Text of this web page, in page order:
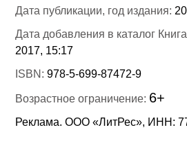
Дата публикации, год издания:
Дата добавления в каталог
2017, 15:17
ISBN:978-5-699-87472-9
Возрастное ограничение: 6+
Реклама. ООО «ЛитРес», ИНН: